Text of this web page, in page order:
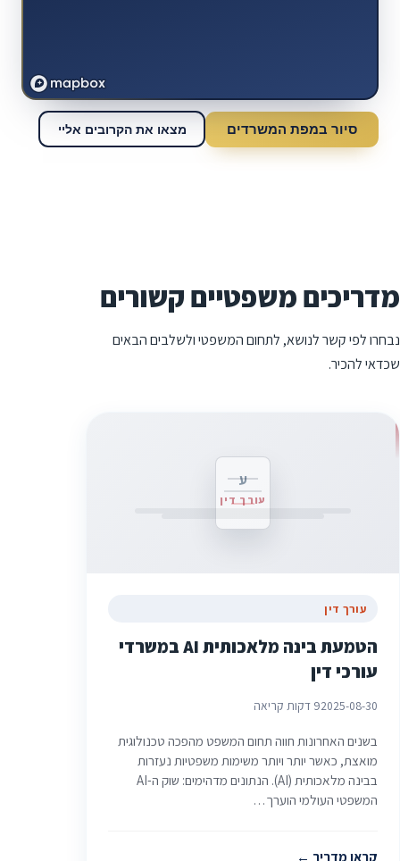
סיור במפת המשרדים מצאו את הקרובים אליי
מדריכים משפטיים קשורים
נבחרו לפי קשר לנושא, לתחום המשפטי ולשלבים הבאים
שכדאי להכיר.
ע
עורך דין
עורך דין
הטמעת בינה מלאכותית AI במשרדי
עורכי דין
2025-08-309 דקות קריאה
בשנים האחרונות חווה תחום המשפט מהפכה טכנולוגית
מואצת, כאשר יותר ויותר משימות משפטיות נעזרות
בבינה מלאכותית (AI). הנתונים מדהימים: שוק ה-AI
המשפטי העולמי הוערך…
קראו מדריך